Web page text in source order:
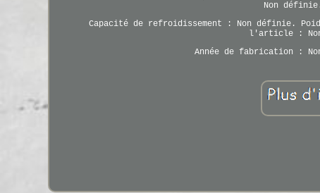
Non
Capacité de refroidissement : Non définie.
l'article : Non
Année de fabrication :